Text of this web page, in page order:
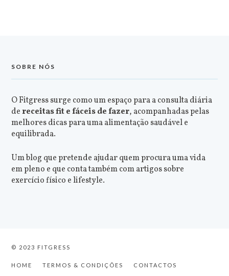
SOBRE NÓS
O Fitgress surge como um espaço para a consulta diária
dereceitas fit e fáceis de fazer, acompanhadas pelas
melhores dicas para uma alimentação saudável e
equilibrada.
Um blog que pretende ajudar quem procura uma vida
em pleno e que conta também com artigos sobre
exercício físico e lifestyle.
© 2023 FITGRESS
HOME TERMOS & CONDIÇÕES CONTACTOS